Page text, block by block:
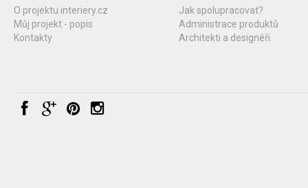
O projektu interiery.cz
Můj projekt - popis
Kontakty
Jak spolupracovat?
Administrace produktů
Architekti a designéři